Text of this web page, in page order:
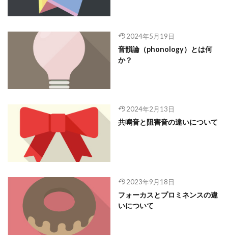
2024年5月19日
音韻論（phonology）とは何
か？
2024年2月13日
共鳴音と阻害音の違いについて
2023年9月18日
フォーカスとプロミネンスの違
いについて